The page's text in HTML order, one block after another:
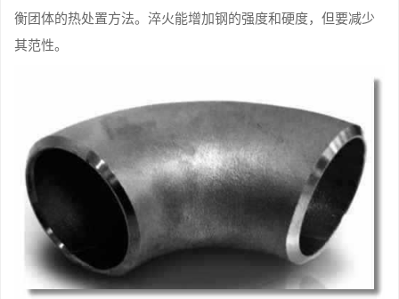
衡团体的热处置方法。淬火能增加钢的强度和硬度，但要减少
其范性。